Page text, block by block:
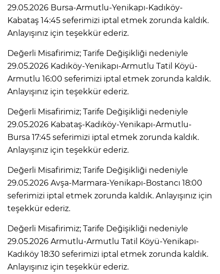
29.05.2026 Bursa-Armutlu-Yenikapı-Kadıköy-
Kabataş 14:45 seferimizi iptal etmek zorunda kaldık.
Anlayışınız için teşekkür ederiz.
Değerli Misafirimiz; Tarife Değişikliği nedeniyle
29.05.2026 Kadıköy-Yenikapı-Armutlu Tatil Köyü-
Armutlu 16:00 seferimizi iptal etmek zorunda kaldık.
Anlayışınız için teşekkür ederiz.
Değerli Misafirimiz; Tarife Değişikliği nedeniyle
29.05.2026 Kabataş-Kadıköy-Yenikapı-Armutlu-
Bursa 17:45 seferimizi iptal etmek zorunda kaldık.
Anlayışınız için teşekkür ederiz.
Değerli Misafirimiz; Tarife Değişikliği nedeniyle
29.05.2026 Avşa-Marmara-Yenikapı-Bostancı 18:00
seferimizi iptal etmek zorunda kaldık. Anlayışınız için
teşekkür ederiz.
Değerli Misafirimiz; Tarife Değişikliği nedeniyle
29.05.2026 Armutlu-Armutlu Tatil Köyü-Yenikapı-
Kadıköy 18:30 seferimizi iptal etmek zorunda kaldık.
Anlayışınız için teşekkür ederiz.